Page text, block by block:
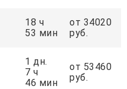
18 ч
53 мин
от 34020
руб.
1 дн.
7 ч
46 мин
от 53460
руб.